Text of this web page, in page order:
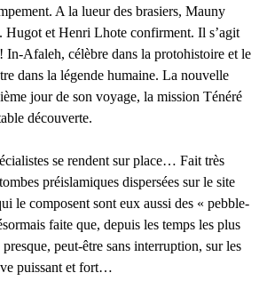
A la lueur des brasiers, Mauny
Hugot et Henri Lhote confirment. Il s’agit
In-Afaleh, célèbre dans la protohistoire et le
dans la légende humaine. La nouvelle
jour de son voyage, la mission Ténéré
découverte.
se rendent sur place… Fait très
préislamiques dispersées sur le site
le composent sont eux aussi des « pebble-
faite que, depuis les temps les plus
peut-être sans interruption, sur les
puissant et fort…